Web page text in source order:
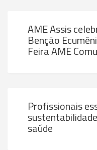
AME Assis
Benção
Feira AME
Profissionais
saúde